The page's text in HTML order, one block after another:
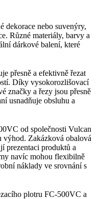
dekorace nebo suvenýry,
Různé materiály, barvy a
dárkové balení, které
přesně a efektivně řezat
Díky vysokorozlišovací
značky a řezy jsou přesně
usnadňuje obsluhu a
od společnosti Vulcan
výhod. Zakázková obalová
prezentaci produktů a
navíc mohou flexibilně
náklady ve srovnání s
plotru FC-500VC a